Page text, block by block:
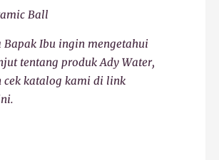
Ball
Bapak Ibu ingin mengetahui
tentang produk Ady Water,
cek katalog kami di link